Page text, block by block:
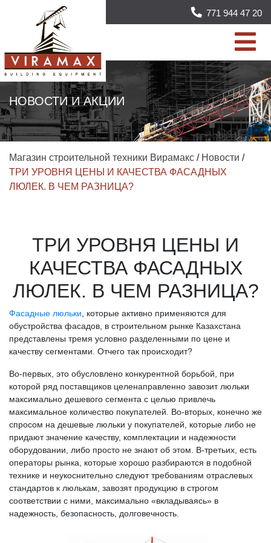
771 944 47 20
НОВОСТИ И АКЦИИ
Магазин строительной техники Вирамакс / Новости /
ТРИ УРОВНЯ ЦЕНЫ И КАЧЕСТВА ФАСАДНЫХ
ЛЮЛЕК. В ЧЕМ РАЗНИЦА?
ТРИ УРОВНЯ ЦЕНЫ И
КАЧЕСТВА ФАСАДНЫХ
ЛЮЛЕК. В ЧЕМ РАЗНИЦА?
Фасадные люльки , которые активно применяются для
обустройства фасадов, в строительном рынке Казахстана
представлены тремя условно разделенными по цене и
качеству сегментами. Отчего так происходит?
Во-первых, это обусловлено конкурентной борьбой, при
которой ряд поставщиков целенаправленно завозит люльки
максимально дешевого сегмента с целью привлечь
максимальное количество покупателей. Во-вторых, конечно же
спросом на дешевые люльки у покупателей, которые либо не
придают значение качеству, комплектации и надежности
оборудовании, либо просто не знают об этом. В-третьих, есть
операторы рынка, которые хорошо разбираются в подобной
технике и неукоснительно следуют требованиям отраслевых
стандартов к люлькам, завозят продукцию в строгом
соответствии с ними, максимально «вкладываясь» в
надежность, безопасность, долговечность.